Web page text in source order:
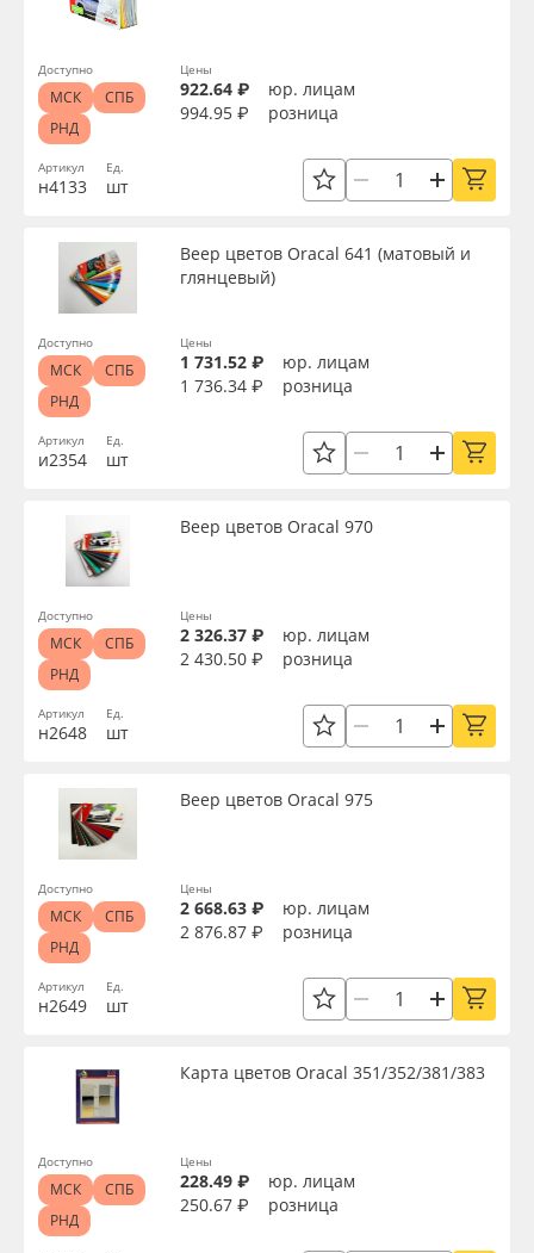
Артикул
н4133
Ед.
шт
Цены
922.64 ₽
юр. лицам
994.95 ₽
розница
Доступно
МСК
СПБ
РНД
Артикул
и2354
Веер цветов Oracal 641 (матовый и
глянцевый)
Ед.
шт
Цены
1 731.52 ₽
юр. лицам
1 736.34 ₽
розница
Доступно
МСК
СПБ
РНД
Артикул
н2648
Веер цветов Oracal 970
Ед.
шт
Цены
2 326.37 ₽
юр. лицам
2 430.50 ₽
розница
Доступно
МСК
СПБ
РНД
Артикул
н2649
Веер цветов Oracal 975
Ед.
шт
Цены
2 668.63 ₽
юр. лицам
2 876.87 ₽
розница
Доступно
МСК
СПБ
РНД
Карта цветов Oracal 351/352/381/383
Цены
228.49 ₽
юр. лицам
250.67 ₽
розница
Доступно
МСК
СПБ
РНД